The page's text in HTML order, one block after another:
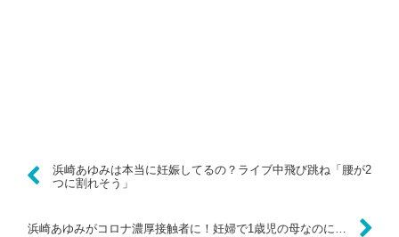
浜崎あゆみは本当に妊娠してるの？ライブ中飛び跳ね「腰が2
つに割れそう」
浜崎あゆみがコロナ濃厚接触者に！妊婦で1歳児の母なのに…